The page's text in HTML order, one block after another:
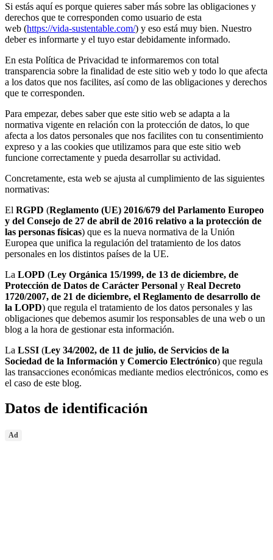
Si estás aquí es porque quieres saber más sobre las obligaciones y
derechos que te corresponden como usuario de esta
web (https://vida-sustentable.com/) y eso está muy bien. Nuestro
deber es informarte y el tuyo estar debidamente informado.
En esta Política de Privacidad te informaremos con total
transparencia sobre la finalidad de este sitio web y todo lo que afecta
a los datos que nos facilites, así como de las obligaciones y derechos
que te corresponden.
Para empezar, debes saber que este sitio web se adapta a la
normativa vigente en relación con la protección de datos, lo que
afecta a los datos personales que nos facilites con tu consentimiento
expreso y a las cookies que utilizamos para que este sitio web
funcione correctamente y pueda desarrollar su actividad.
Concretamente, esta web se ajusta al cumplimiento de las siguientes
normativas:
El RGPD (Reglamento (UE) 2016/679 del Parlamento Europeo
y del Consejo de 27 de abril de 2016 relativo a la protección de
las personas físicas) que es la nueva normativa de la Unión
Europea que unifica la regulación del tratamiento de los datos
personales en los distintos países de la UE.
La LOPD (Ley Orgánica 15/1999, de 13 de diciembre, de
Protección de Datos de Carácter Personal y Real Decreto
1720/2007, de 21 de diciembre, el Reglamento de desarrollo de
la LOPD) que regula el tratamiento de los datos personales y las
obligaciones que debemos asumir los responsables de una web o un
blog a la hora de gestionar esta información.
La LSSI (Ley 34/2002, de 11 de julio, de Servicios de la
Sociedad de la Información y Comercio Electrónico) que regula
las transacciones económicas mediante medios electrónicos, como es
el caso de este blog.
Datos de identificación
Ad